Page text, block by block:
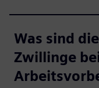
Was sind
Zwillinge